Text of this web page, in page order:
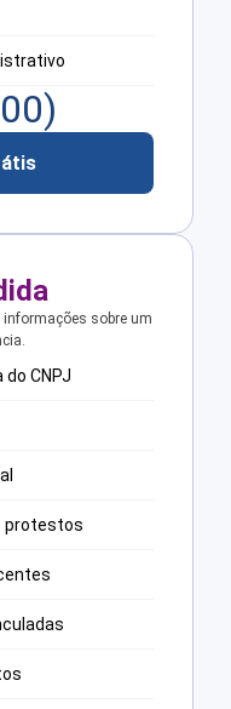
)
sobre um
CNPJ
protestos